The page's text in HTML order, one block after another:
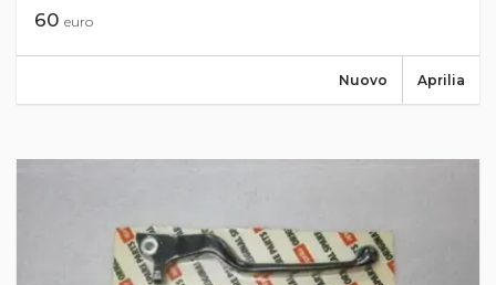
60 euro
Aprilia
Nuovo